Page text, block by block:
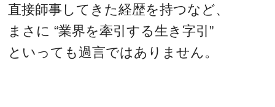
直接師事してきた経歴を持つなど、
まさに “業界を牽引する生き字引”
といっても過言ではありません。